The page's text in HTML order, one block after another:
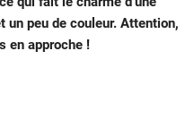
peu de couleur. Attention,
en approche !